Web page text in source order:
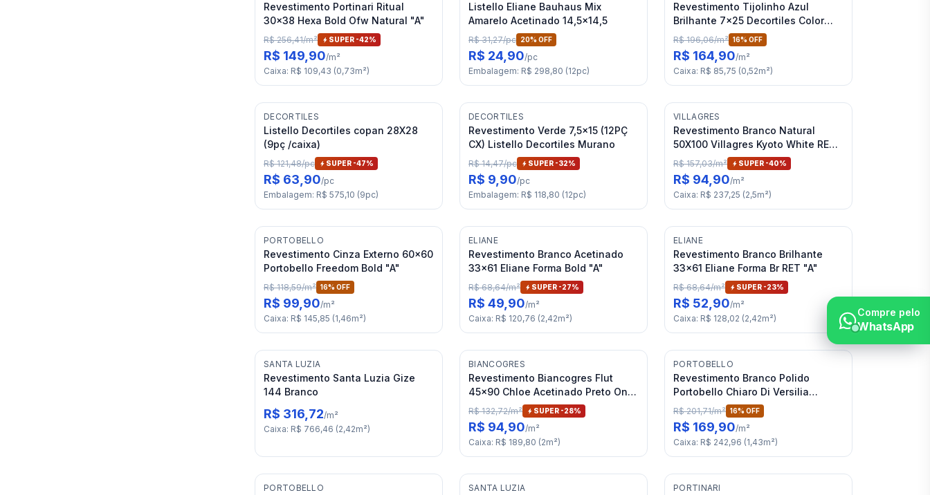
Revestimento Portinari Ritual
30x38 Hexa Bold Ofw Natural "A"
R$ 256,41/m² SUPER -42%
R$ 149,90/m²
Caixa: R$ 109,43 (0,73m²)
Listello Eliane Bauhaus Mix
Amarelo Acetinado 14,5x14,5
R$ 31,27/pc 20% OFF
R$ 24,90/pc
Embalagem: R$ 298,80 (12pc)
Revestimento Tijolinho Azul
Brilhante 7x25 Decortiles Color
Mind Lazuli Bold "A"
R$ 196,06/m² 16% OFF
R$ 164,90/m²
Caixa: R$ 85,75 (0,52m²)
DECORTILES
Listello Decortiles copan 28X28
(9pç /caixa)
R$ 121,48/pc SUPER -47%
R$ 63,90/pc
Embalagem: R$ 575,10 (9pc)
DECORTILES
Revestimento Verde 7,5x15 (12PÇ
CX) Listello Decortiles Murano
R$ 14,47/pc SUPER -32%
R$ 9,90/pc
Embalagem: R$ 118,80 (12pc)
VILLAGRES
Revestimento Branco Natural
50X100 Villagres Kyoto White RET
"A"
R$ 157,03/m² SUPER -40%
R$ 94,90/m²
Caixa: R$ 237,25 (2,5m²)
PORTOBELLO
Revestimento Cinza Externo 60x60
Portobello Freedom Bold "A"
R$ 118,59/m² 16% OFF
R$ 99,90/m²
Caixa: R$ 145,85 (1,46m²)
ELIANE
Revestimento Branco Acetinado
33x61 Eliane Forma Bold "A"
R$ 68,64/m² SUPER -27%
R$ 49,90/m²
Caixa: R$ 120,76 (2,42m²)
ELIANE
Revestimento Branco Brilhante
33x61 Eliane Forma Br RET "A"
R$ 68,64/m² SUPER -23%
R$ 52,90/m²
Caixa: R$ 128,02 (2,42m²)
SANTA LUZIA
Revestimento Santa Luzia Gize
144 Branco
R$ 316,72/m²
Caixa: R$ 766,46 (2,42m²)
BIANCOGRES
Revestimento Biancogres Flut
45x90 Chloe Acetinado Preto Onix
RET "A"
R$ 132,72/m² SUPER -28%
R$ 94,90/m²
Caixa: R$ 189,80 (2m²)
PORTOBELLO
Revestimento Branco Polido
Portobello Chiaro Di Versilia
60x120 RET "A"
R$ 201,71/m² 16% OFF
R$ 169,90/m²
Caixa: R$ 242,96 (1,43m²)
PORTOBELLO SANTA LUZIA PORTINARI
Compre pelo
WhatsApp